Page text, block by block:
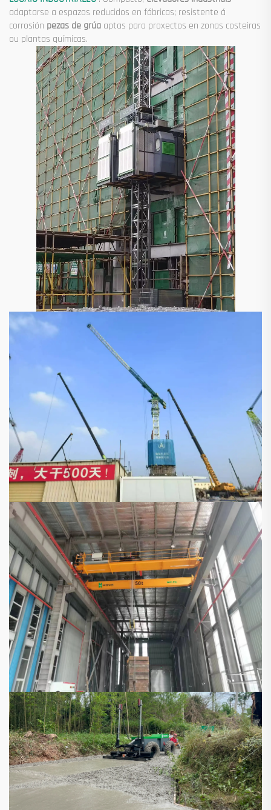
adaptarse a espazos reducidos en fábricas; resistente á
corrosión pezas de grúa aptas para proxectos en zonas costeiras
ou plantas químicas.